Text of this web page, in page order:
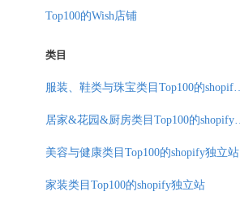
Top100的Wish店铺
类目
美容与健康类目Top100的shopify独立站
家装类目Top100的shopify独立站